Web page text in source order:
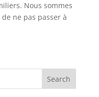
Nous sommes
ne pas passer à
Search